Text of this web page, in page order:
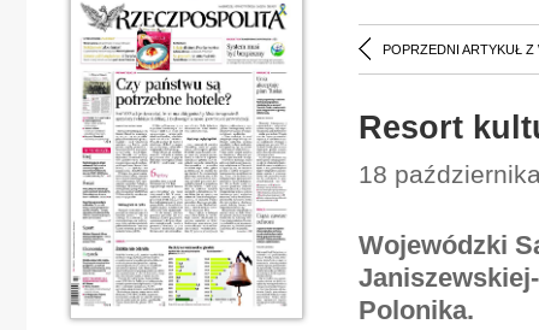
POPRZEDNI ARTYKUŁ Z
Resort
18
Wojewódzki
Polonika.